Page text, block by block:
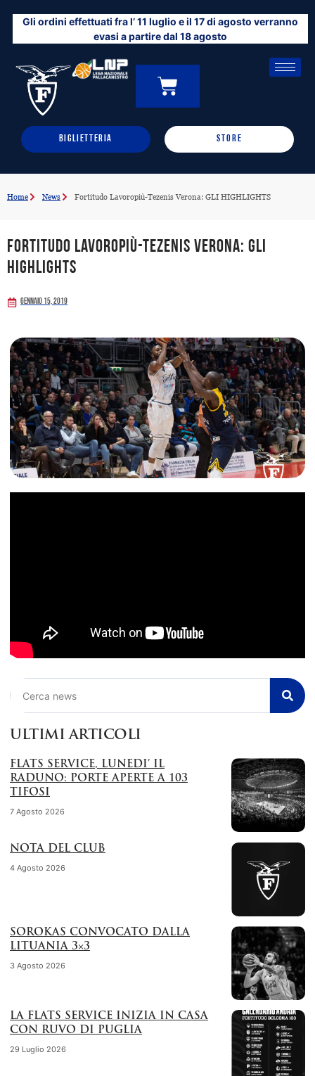
contenuto
Gli ordini effettuati fra l’ 11 luglio e il 17 di agosto verranno
evasi a partire dal 18 agosto
0
CARRELLO
BIGLIETTERIA STORE
Home News Fortitudo Lavoropiù-Tezenis Verona: GLI HIGHLIGHTS
Fortitudo Lavoropiù-Tezenis Verona: GLI
HIGHLIGHTS
Gennaio 15, 2019
ULTIMI ARTICOLI
FLATS SERVICE, LUNEDI’ IL
RADUNO: PORTE APERTE A 103
TIFOSI
7 Agosto 2026
NOTA DEL CLUB
4 Agosto 2026
SOROKAS CONVOCATO DALLA
LITUANIA 3×3
3 Agosto 2026
LA FLATS SERVICE INIZIA IN CASA
CON RUVO DI PUGLIA
29 Luglio 2026